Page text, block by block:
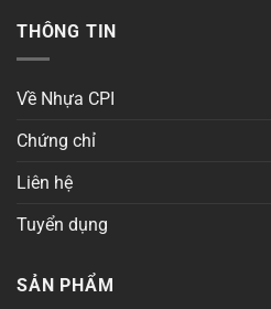
THÔNG TIN
Về Nhựa CPI
Chứng chỉ
Liên hệ
Tuyển dụng
SẢN PHẨM